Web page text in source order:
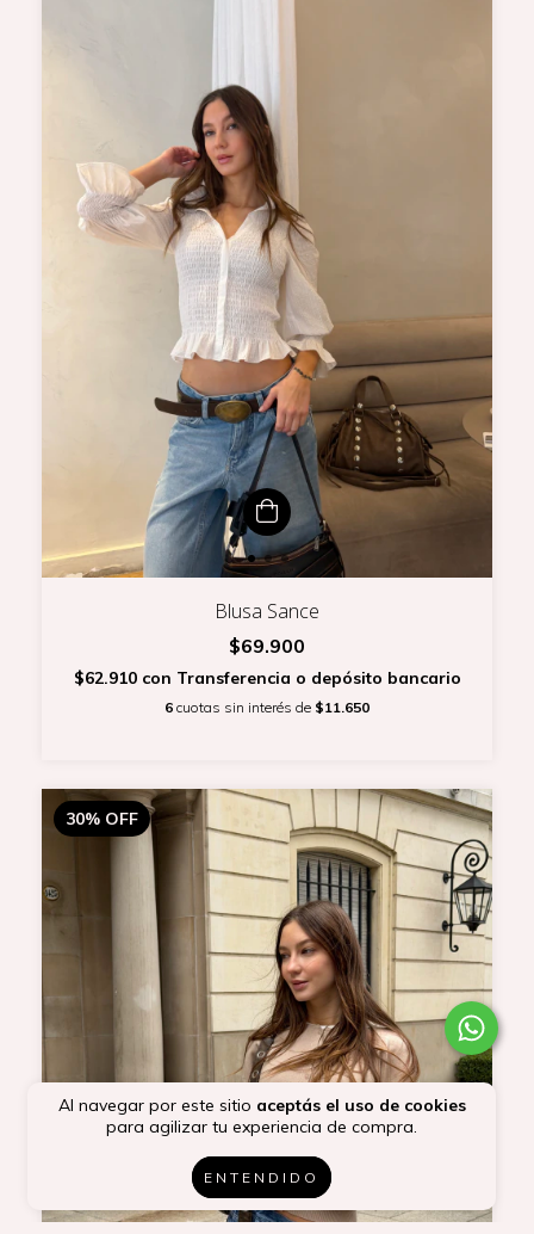
Al navegar por este sitio aceptás el uso de cookies
para agilizar tu experiencia de compra.
ENTENDIDO
Blusa Sance
$69.900
$62.910 con Transferencia o depósito bancario
6 cuotas sin interés de $11.650
30% OFF